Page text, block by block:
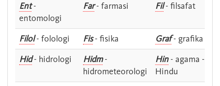
Ent-
entomologi
Far- farmasi Fil- filsafat
Filol- folologi Fis- fisika Graf- grafika
Hid- hidrologi Hidm-
hidrometeorologi
Hin- agama -
Hindu